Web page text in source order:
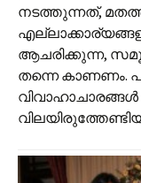
നടത്തുന്നത്,
ആചരിക്കുന്ന,
തന്നെ കാണണം.
വിവാഹാചാരങ്ങൾ